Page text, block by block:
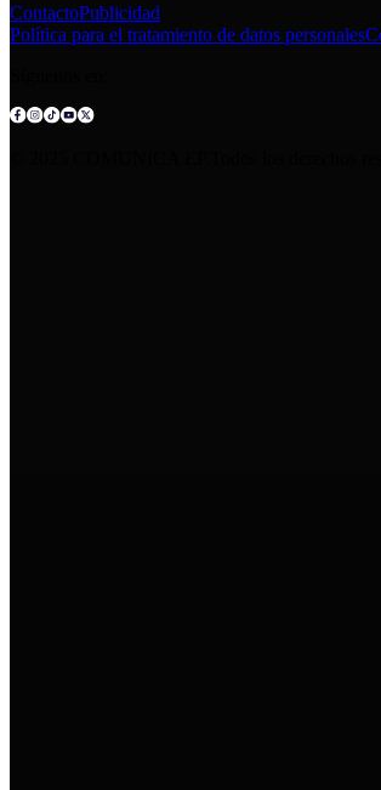
ContactoPublicidad
Política para el tratamiento de datos personales